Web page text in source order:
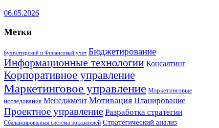
06.05.2026
Метки
Бухгалтерский и Финансовый учет Бюджетирование
Информационные технологии Консалтинг
Корпоративное управление
Маркетинговое управление Маркетинговые
исследования Менеджмент Мотивация Планирование
Проектное управление Разработка стратегии
Сбалансированная система показателей Стратегический анализ